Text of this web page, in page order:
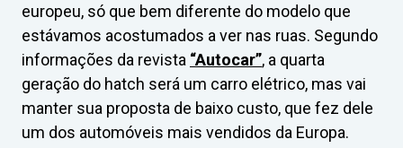
europeu, só que bem diferente do modelo que
estávamos acostumados a ver nas ruas. Segundo
informações da revista “Autocar”, a quarta
geração do hatch será um carro elétrico, mas vai
manter sua proposta de baixo custo, que fez dele
um dos automóveis mais vendidos da Europa.